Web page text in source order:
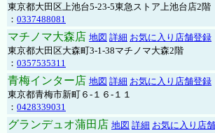
東京都大田区上池台5-23-5東急ストア上池台店2階
： 0337488081
マチノマ大森店 地図 詳細 お気に入り店舗登録
東京都大田区大森町3-1-38マチノマ大森2階
： 0357535311
青梅インター店 地図 詳細 お気に入り店舗登録
東京都青梅市新町６-１６-１１
： 0428339031
グランデュオ蒲田店 地図 詳細 お気に入り店